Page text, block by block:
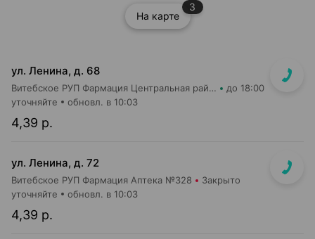
На карте
3
ул. Ленина, д. 68
Витебское РУП Фармация Центральная районная аптека №16 до 18:00
4,39 р.
уточняйте обновл. в 10:03
ул. Ленина, д. 72
Витебское РУП Фармация Аптека №328 Закрыто
4,39 р.
уточняйте обновл. в 10:03